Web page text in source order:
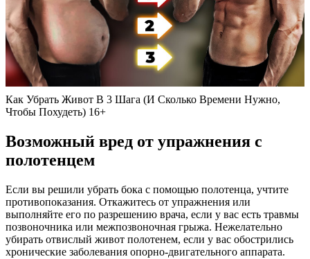
Как Убрать Живот В 3 Шага (И Сколько Времени Нужно,
Чтобы Похудеть) 16+
Возможный вред от упражнения с
полотенцем
Если вы решили убрать бока с помощью полотенца, учтите
противопоказания. Откажитесь от упражнения или
выполняйте его по разрешению врача, если у вас есть травмы
позвоночника или межпозвоночная грыжа. Нежелательно
убирать отвислый живот полотенем, если у вас обострились
хронические заболевания опорно-двигательного аппарата.